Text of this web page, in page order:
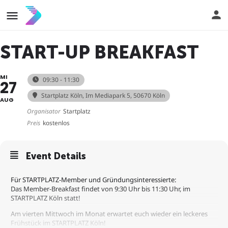
START-UP BREAKFAST
MI
27
AUG
09:30 - 11:30
Startplatz Köln, Im Mediapark 5, 50670 Köln
Organisator Startplatz
Preis kostenlos
Event Details
Für STARTPLATZ-Member und Gründungsinteressierte:
Das Member-Breakfast findet von 9:30 Uhr bis 11:30 Uhr, im
STARTPLATZ Köln statt!
Am vierten Mittwoch im Monat erwartet euch wieder ein leckeres
Frühstück im STARTPLATZ Köln!